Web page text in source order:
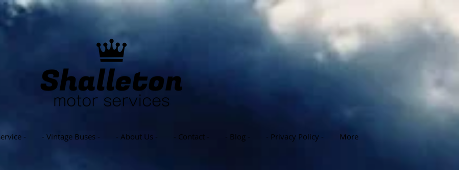
- - Vintage Buses - - About Us - - Contact - - Blog - - Privacy Policy - More